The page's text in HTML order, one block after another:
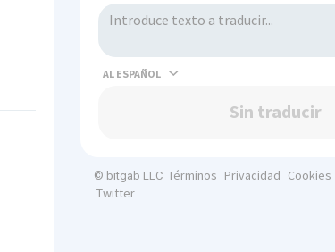
AL
Sin traducir
© bitgab LLC Términos Privacidad Cookies
Twitter